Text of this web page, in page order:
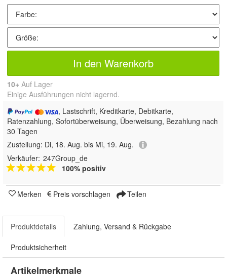
In den Warenkorb
10+ Auf Lager
Einige Ausführungen nicht lagernd.
, Lastschrift, Kreditkarte, Debitkarte,
Ratenzahlung, Sofortüberweisung, Überweisung, Bezahlung nach
30 Tagen
Zustellung: Di, 18. Aug. bis Mi, 19. Aug.
Verkäufer: 247Group_de
100% positiv
Merken Preis vorschlagen Teilen
Produktdetails Zahlung, Versand & Rückgabe
Produktsicherheit
Artikelmerkmale